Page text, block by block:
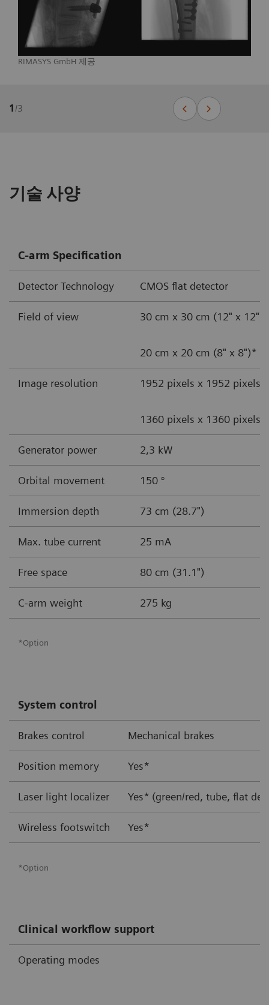
RIMASYS GmbH 제공
1/3
기술 사양
C-arm Specification
Detector Technology CMOS flat detector
Field of view 30 cm x 30 cm (12" x 12")
20 cm x 20 cm (8" x 8")*
Image resolution 1952 pixels x 1952 pixels
1360 pixels x 1360 pixels*
Generator power 2,3 kW
Orbital movement 150 °
Immersion depth 73 cm (28.7")
Max. tube current 25 mA
Free space 80 cm (31.1")
C-arm weight 275 kg
*Option
System control
Brakes control Mechanical brakes
Position memory Yes*
Laser light localizer Yes* (green/red, tube, flat
Wireless footswitch Yes*
*Option
Clinical workflow support
Operating modes